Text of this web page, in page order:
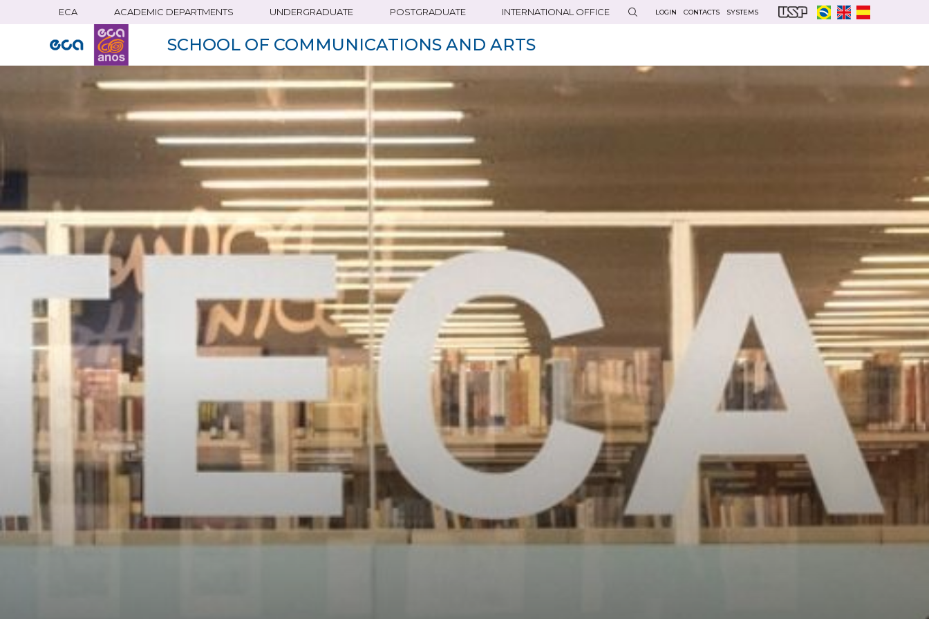
content
ECA ACADEMIC DEPARTMENTS UNDERGRADUATE POSTGRADUATE INTERNATIONAL OFFICE LOGIN CONTACTS SYSTEMS
SCHOOL OF COMMUNICATIONS AND ARTS